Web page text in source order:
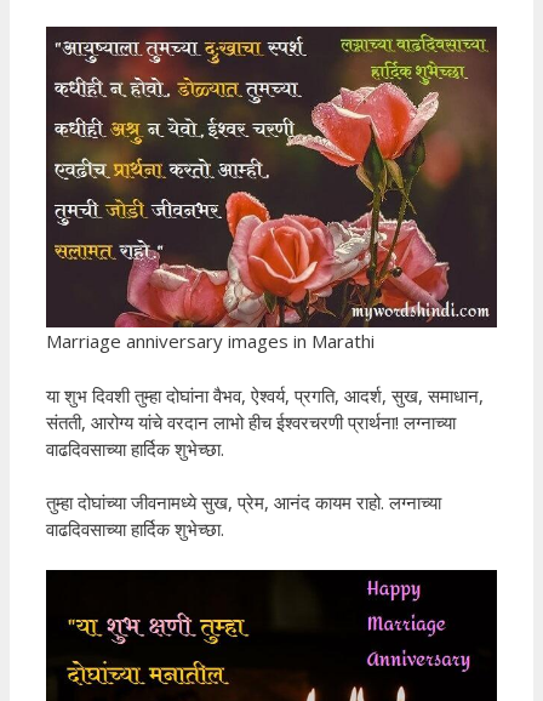
Marriage anniversary images in Marathi
या शुभ दिवशी तुम्हा दोघांना वैभव, ऐश्वर्य, प्रगति, आदर्श, सुख, समाधान,
संतती, आरोग्य यांचे वरदान लाभो हीच ईश्वरचरणी प्रार्थना! लग्नाच्या
वाढदिवसाच्या हार्दिक शुभेच्छा.
तुम्हा दोघांच्या जीवनामध्ये सुख, प्रेम, आनंद कायम राहो. लग्नाच्या
वाढदिवसाच्या हार्दिक शुभेच्छा.